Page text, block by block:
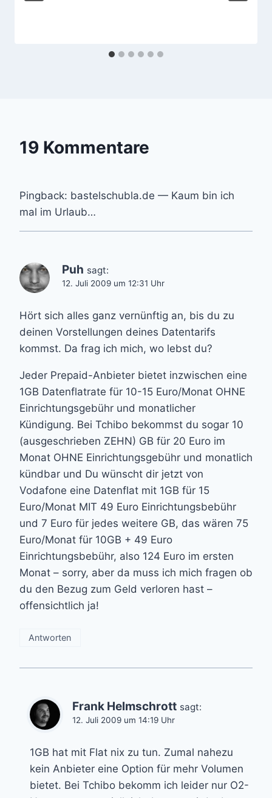
19 Kommentare
Pingback: bastelschubla.de — Kaum bin ich
mal im Urlaub…
Puh sagt:
12. Juli 2009 um 12:31 Uhr
Hört sich alles ganz vernünftig an, bis du zu
deinen Vorstellungen deines Datentarifs
kommst. Da frag ich mich, wo lebst du?
Jeder Prepaid-Anbieter bietet inzwischen eine
1GB Datenflatrate für 10-15 Euro/Monat OHNE
Einrichtungsgebühr und monatlicher
Kündigung. Bei Tchibo bekommst du sogar 10
(ausgeschrieben ZEHN) GB für 20 Euro im
Monat OHNE Einrichtungsgebühr und monatlich
kündbar und Du wünscht dir jetzt von
Vodafone eine Datenflat mit 1GB für 15
Euro/Monat MIT 49 Euro Einrichtungsbebühr
und 7 Euro für jedes weitere GB, das wären 75
Euro/Monat für 10GB + 49 Euro
Einrichtungsbebühr, also 124 Euro im ersten
Monat – sorry, aber da muss ich mich fragen ob
du den Bezug zum Geld verloren hast –
offensichtlich ja!
Antworten
Frank Helmschrott sagt:
12. Juli 2009 um 14:19 Uhr
1GB hat mit Flat nix zu tun. Zumal nahezu
kein Anbieter eine Option für mehr Volumen
bietet. Bei Tchibo bekomm ich leider nur O2-